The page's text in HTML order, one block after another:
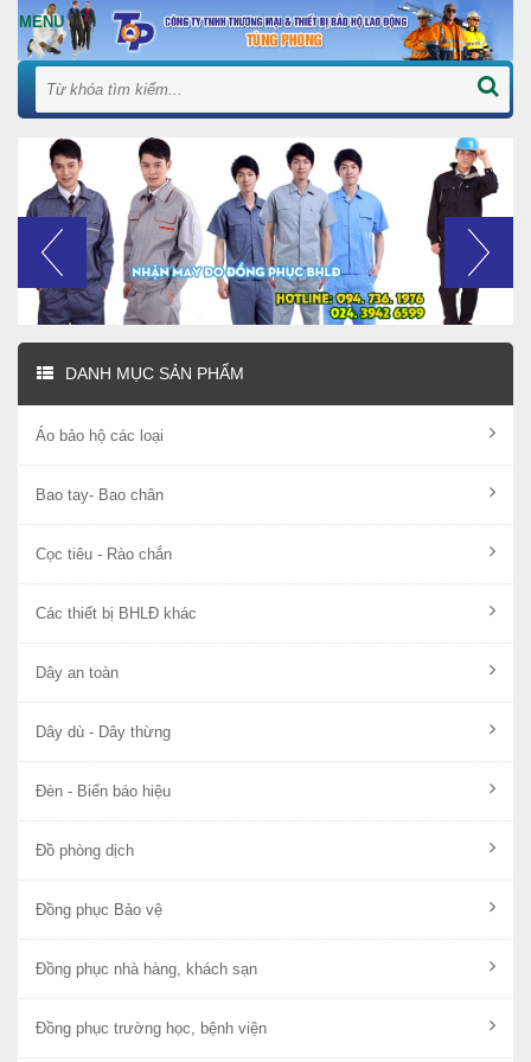
DANH MỤC SẢN PHẨM
Áo bảo hộ các loại
Bao tay- Bao chân
Cọc tiêu - Rào chắn
Các thiết bị BHLĐ khác
Dây an toàn
Dây dù - Dây thừng
Đèn - Biển báo hiệu
Đồ phòng dịch
Đồng phục Bảo vệ
Đồng phục nhà hàng, khách sạn
Đồng phục trường học, bệnh viện